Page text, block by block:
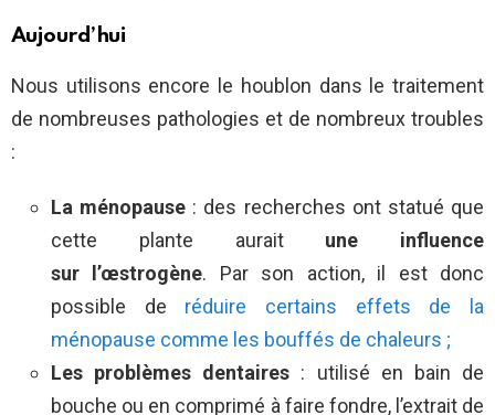
Aujourd’hui
Nous utilisons encore le houblon dans le traitement
de nombreuses pathologies et de nombreux troubles
:
La ménopause : des recherches ont statué que
cette plante aurait une influence
sur
l’œstrogène. Par son action, il est donc
possible de réduire certains effets de la
ménopause comme les bouffés de chaleurs ;
Les problèmes dentaires : utilisé en bain de
bouche ou en comprimé à faire fondre, l’extrait de